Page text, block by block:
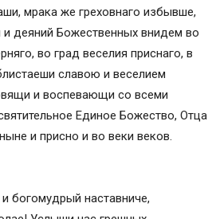
мрака же греховнаго избывше,
и деяний Божественных внидем во
во град веселия приснаго, в
славою и веселием
и воспевающи со всеми
Единое Божество, Отца
и присно и во веки веков.
богомудрый наставниче,